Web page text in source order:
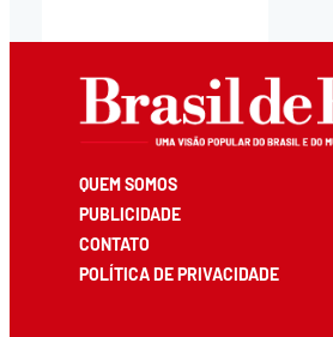
QUEM SOMOS
PUBLICIDADE
CONTATO
POLÍTICA DE PRIVACIDADE